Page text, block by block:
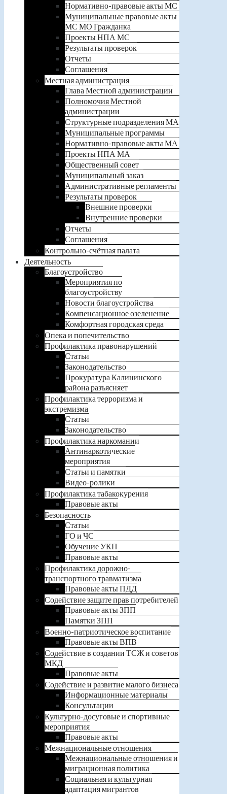
Нормативно-правовые акты МС
Муниципальные правовые акты
МС МО Гражданка
Проекты НПА МС
Результаты проверок
Отчеты
Соглашения
Местная администрация
Глава Местной администрации
Полномочия Местной
администрации
Структурные подразделения МА
Муниципальные программы
Нормативно-правовые акты МА
Проекты НПА МА
Общественный совет
Муниципальный заказ
Административные регламенты
Результаты проверок
Внешние проверки
Внутренние проверки
Отчеты
Соглашения
Контрольно-счётная палата
Деятельность
Благоустройство
Мероприятия по
благоустройству
Новости благоустройства
Компенсационное озеленение
Комфортная городская среда
Опека и попечительство
Профилактика правонарушений
Статьи
Законодательство
Прокуратура Калининского
района разъясняет
Профилактика терроризма и
экстремизма
Статьи
Законодательство
Профилактика наркомании
Антинаркотические
мероприятия
Статьи и памятки
Видео-ролики
Профилактика табакокурения
Правовые акты
Безопасность
Статьи
ГО и ЧС
Обучение УКП
Правовые акты
Профилактика дорожно-
транспортного травматизма
Правовые акты ПДД
Содействие защите прав потребителей
Правовые акты ЗПП
Памятки ЗПП
Военно-патриотическое воспитание
Правовые акты ВПВ
Содействие в создании ТСЖ и советов
МКД
Правовые акты
Содействие и развитие малого бизнеса
Информационные материалы
Консультации
Культурно-досуговые и спортивные
мероприятия
Правовые акты
Межнациональные отношения
Межнациональные отношения и
миграционная политика
Социальная и культурная
адаптация мигрантов